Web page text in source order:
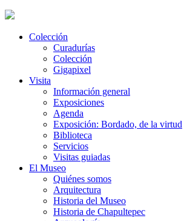
Colección
Curadurías
Colección
Gigapixel
Visita
Información general
Exposiciones
Agenda
Exposición: Bordado, de la virtud
Biblioteca
Servicios
Visitas guiadas
El Museo
Quiénes somos
Arquitectura
Historia del Museo
Historia de Chapultepec